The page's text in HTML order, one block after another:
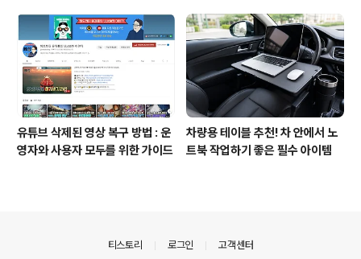
유튜브 삭제된 영상 복구 방법 : 운
영자와 사용자 모두를 위한 가이드
차량용 테이블 추천! 차 안에서 노
트북 작업하기 좋은 필수 아이템
티스토리 로그인 고객센터